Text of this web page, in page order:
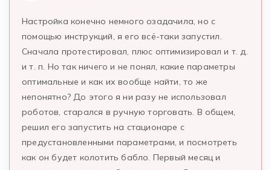
Настройка конечно немного озадачила, но с
помощью инструкций, я его всё-таки запустил.
Сначала протестировал, плюс оптимизировал и т. д.
и т. п. Но так ничего и не понял, какие параметры
оптимальные и как их вообще найти, то же
непонятно? До этого я ни разу не использовал
роботов, старался в ручную торговать. В общем,
решил его запустить на стационаре с
предустановленными параметрами, и посмотреть
как он будет колотить бабло. Первый месяц и